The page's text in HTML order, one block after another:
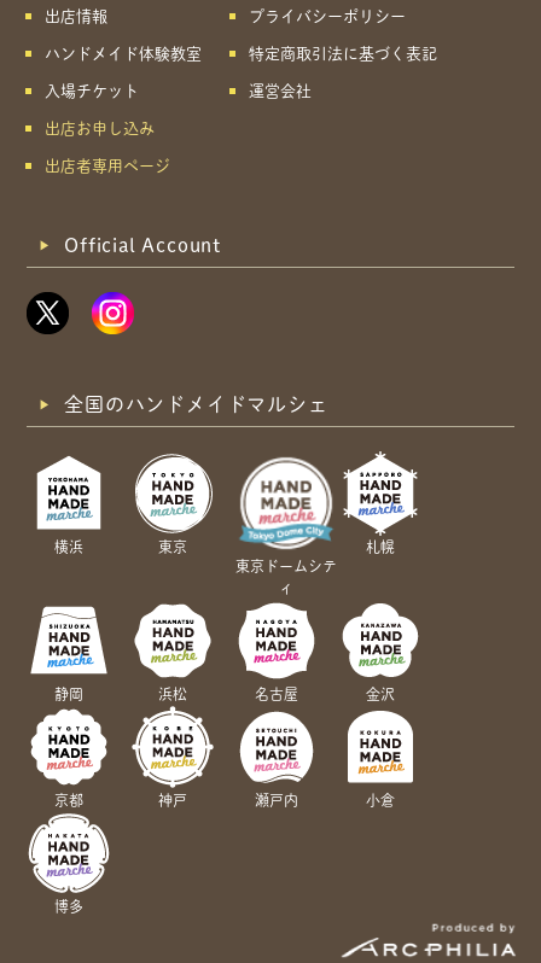
出店情報
ハンドメイド体験教室
入場チケット
出店お申し込み
出店者専用ページ
プライバシーポリシー
特定商取引法に基づく表記
運営会社
Official Account
全国のハンドメイドマルシェ
横浜
東京
東京ドームシテ
ィ
札幌
静岡 浜松 名古屋 金沢
京都 神戸 瀬戸内 小倉
博多